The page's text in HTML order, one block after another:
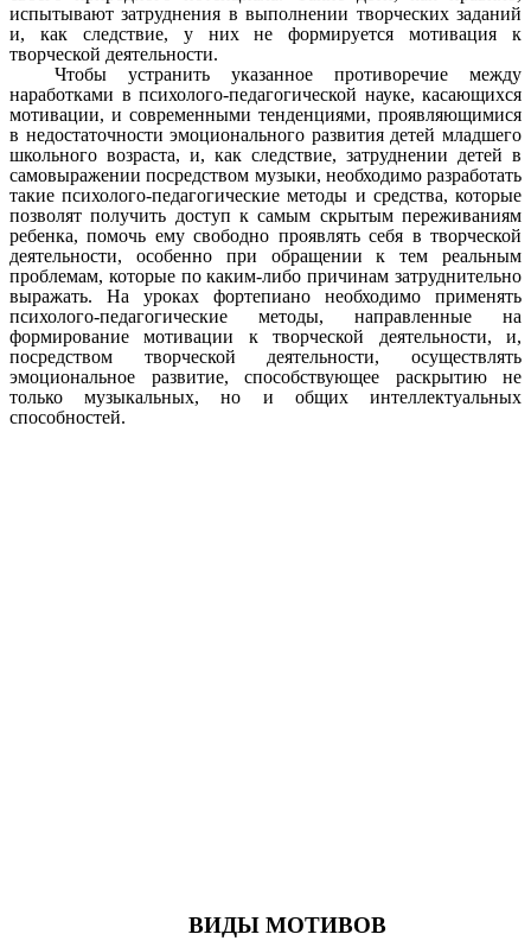
испытывают затруднения в выполнении творческих заданий
и, как следствие, у них не формируется мотивация к
творческой деятельности.
Чтобы устранить указанное противоречие между
наработками в психолого-педагогической науке, касающихся
мотивации, и современными тенденциями, проявляющимися
в недостаточности эмоционального развития детей младшего
школьного возраста, и, как следствие, затруднении детей в
самовыражении посредством музыки, необходимо разработать
такие психолого-педагогические методы и средства, которые
позволят получить доступ к самым скрытым переживаниям
ребенка, помочь ему свободно проявлять себя в творческой
деятельности, особенно при обращении к тем реальным
проблемам, которые по каким-либо причинам затруднительно
выражать. На уроках фортепиано необходимо применять
психолого-педагогические методы, направленные на
формирование мотивации к творческой деятельности, и,
посредством творческой деятельности, осуществлять
эмоциональное развитие, способствующее раскрытию не
только музыкальных, но и общих интеллектуальных
способностей.
ВИДЫ МОТИВОВ